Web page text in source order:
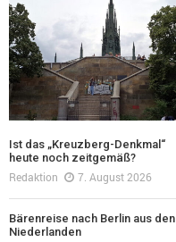
Ist das „Kreuzberg-Denkmal“
heute noch zeitgemäß?
Redaktion 7. August 2026
Bärenreise nach Berlin aus den
Niederlanden